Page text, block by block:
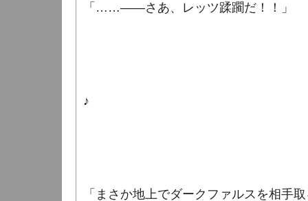
「……――さあ、レッツ蹂躙だ！！」
♪
「まさか地上でダークファルスを相手